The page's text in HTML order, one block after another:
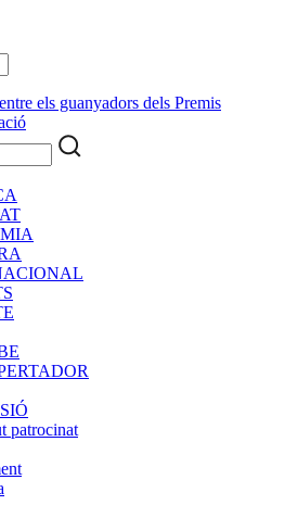
els guanyadors dels Premis
patrocinat